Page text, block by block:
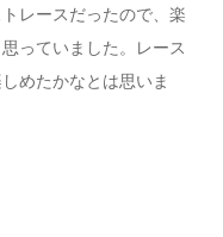
レースだったので、楽
っていました。レース
めたかなとは思いま